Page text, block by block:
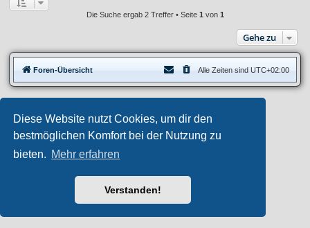
Diese Website nutzt Cookies, um dir den
bestmöglichen Komfort bei der Nutzung zu
bieten. Mehr erfahren
Verstanden!
Die Suche ergab 2 Treffer • Seite 1 von 1
Gehe zu
Foren-Übersicht Alle Zeiten sind UTC+02:00
Aero style developed for phpBB
Powered by
phpBB ® Forum Software © phpBB Limited
phpBB.de
Datenschutz